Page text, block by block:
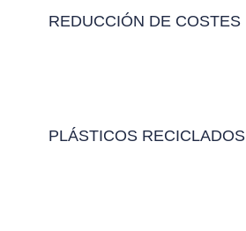
REDUCCIÓN DE COSTES
PLÁSTICOS RECICLADOS